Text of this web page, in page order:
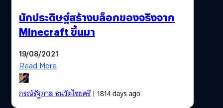
นักประดิษฐ์สร้างบล็อกของจริงจาก
Minecraft ขึ้นมา
19/08/2021
Read More
กรณ์รัฐภาส ธนวัตไชยศรี| 1814 days ago